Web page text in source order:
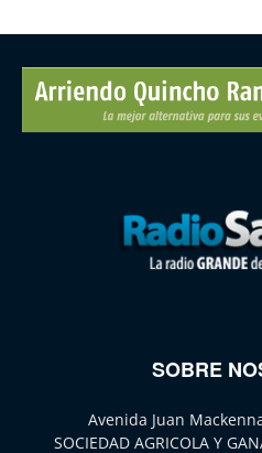
SOBRE
Avenida Juan
SOCIEDAD AGRICOLA Y